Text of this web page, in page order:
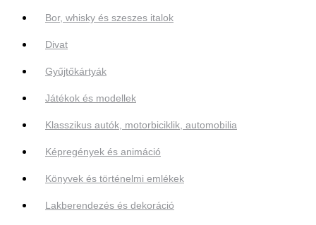
Bor, whisky és szeszes italok
Divat
Gyűjtőkártyák
Játékok és modellek
Klasszikus autók, motorbiciklik, automobilia
Képregények és animáció
Könyvek és történelmi emlékek
Lakberendezés és dekoráció